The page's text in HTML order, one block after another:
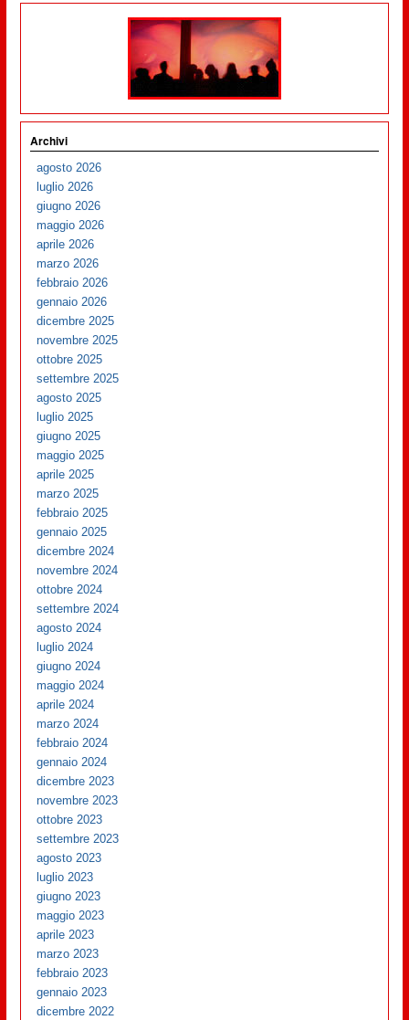
Archivi
agosto 2026
luglio 2026
giugno 2026
maggio 2026
aprile 2026
marzo 2026
febbraio 2026
gennaio 2026
dicembre 2025
novembre 2025
ottobre 2025
settembre 2025
agosto 2025
luglio 2025
giugno 2025
maggio 2025
aprile 2025
marzo 2025
febbraio 2025
gennaio 2025
dicembre 2024
novembre 2024
ottobre 2024
settembre 2024
agosto 2024
luglio 2024
giugno 2024
maggio 2024
aprile 2024
marzo 2024
febbraio 2024
gennaio 2024
dicembre 2023
novembre 2023
ottobre 2023
settembre 2023
agosto 2023
luglio 2023
giugno 2023
maggio 2023
aprile 2023
marzo 2023
febbraio 2023
gennaio 2023
dicembre 2022